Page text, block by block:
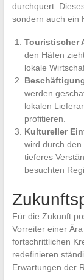
durchquert.
sondern auch ein
Touristischer
den Häfen
lokale
werden
lokalen
profitieren.
Kultureller
wird durch den
tieferes
besuchten
Für die Zukunft
Vorreiter einer
fortschrittlichen
redefinieren
Erwartungen der